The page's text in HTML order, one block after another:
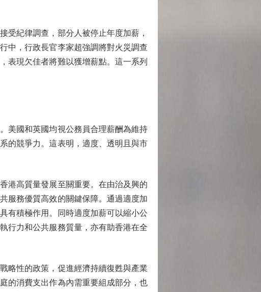
紀律調查，部分人被停止年度加薪，
中，行政長官李家超強調將對火災調查
表現欠佳者將難以獲增薪點。這一系列
國和英國均視公務員合理薪酬為維持
的競爭力。這表明，適度、透明且與市
高質量發展至關重要。在由治及興的
服務優質高效的關鍵保障。通過適度加
有積極作用。同時適度加薪可以縮小公
行力和公共服務質量，亦有助香港在全
性的政策，促進經濟持續復甦與產業
的消費支出作為內需重要組成部分，也